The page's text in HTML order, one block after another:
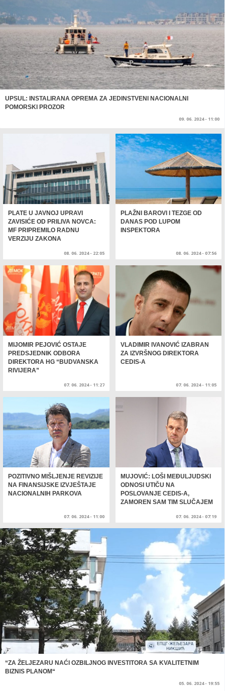
UPSUL: INSTALIRANA OPREMA ZA JEDINSTVENI NACIONALNI
POMORSKI PROZOR
09. 06. 2024 - 11:00
PLATE U JAVNOJ UPRAVI
ZAVISIĆE OD PRILIVA NOVCA:
MF PRIPREMILO RADNU
VERZIJU ZAKONA
08. 06. 2024 - 22:05
PLAŽNI BAROVI I TEZGE OD
DANAS POD LUPOM
INSPEKTORA
08. 06. 2024 - 07:56
MIJOMIR PEJOVIĆ OSTAJE
PREDSJEDNIK ODBORA
DIREKTORA HG “BUDVANSKA
RIVIJERA”
07. 06. 2024 - 11:27
VLADIMIR IVANOVIĆ IZABRAN
ZA IZVRŠNOG DIREKTORA
CEDIS-A
07. 06. 2024 - 11:05
POZITIVNO MIŠLJENJE REVIZIJE
NA FINANSIJSKE IZVJEŠTAJE
NACIONALNIH PARKOVA
07. 06. 2024 - 11:00
MUJOVIĆ: LOŠI MEĐULJUDSKI
ODNOSI UTIČU NA
POSLOVANJE CEDIS-A,
ZAMOREN SAM TIM SLUČAJEM
07. 06. 2024 - 07:19
“ZA ŽELJEZARU NAĆI OZBILJNOG INVESTITORA SA KVALITETNIM
BIZNIS PLANOM“
05. 06. 2024 - 19:55